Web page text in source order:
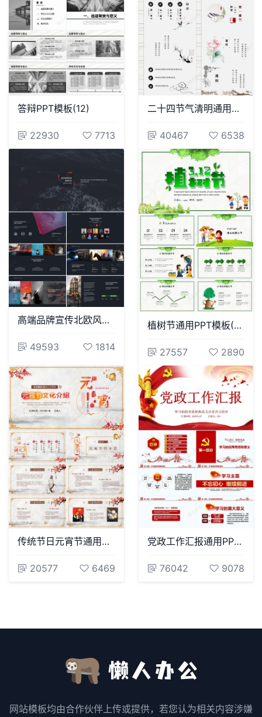
答辩PPT模板(12)
22930 7713
二十四节气清明通用PPT模板(13)
40467 6538
高端品牌宣传北欧风表格数据商业计划书产品发布PPT模板
49593 1814
植树节通用PPT模板(122)
27557 2890
传统节日元宵节通用PPT模板(6)
20577 6469
党政工作汇报通用PPT模板
76042 9078
网站模板均由合作伙伴上传或提供，若您认为相关内容涉嫌